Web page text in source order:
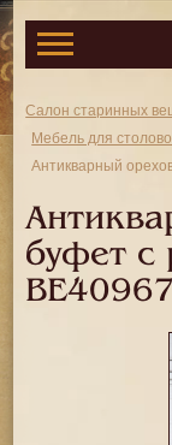
Салон старинных
Мебель для
Антикварный
буфет с